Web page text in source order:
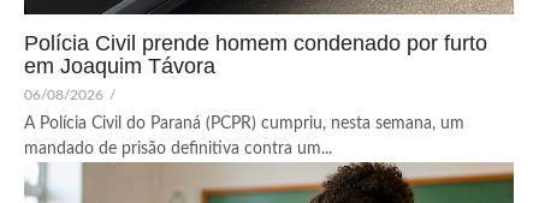
Polícia Civil prende homem condenado por furto
em Joaquim Távora
06/08/2026 /
A Polícia Civil do Paraná (PCPR) cumpriu, nesta semana, um
mandado de prisão definitiva contra um...